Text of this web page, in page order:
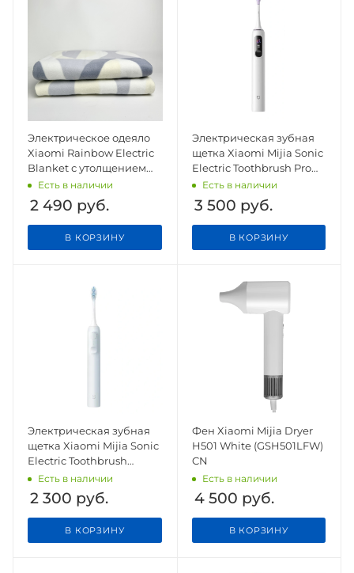
Электрическое одеяло
Xiaomi Rainbow Electric
Blanket с утолщением
160*100 см
Есть в наличии
2 490 руб.
В КОРЗИНУ
Электрическая зубная
щетка Xiaomi Mijia Sonic
Electric Toothbrush Pro
MES610 White CN
Есть в наличии
3 500 руб.
В КОРЗИНУ
Электрическая зубная
щетка Xiaomi Mijia Sonic
Electric Toothbrush
MES609 Blue GL
Есть в наличии
2 300 руб.
В КОРЗИНУ
Фен Xiaomi Mijia Dryer
H501 White (GSH501LFW)
CN
Есть в наличии
4 500 руб.
В КОРЗИНУ